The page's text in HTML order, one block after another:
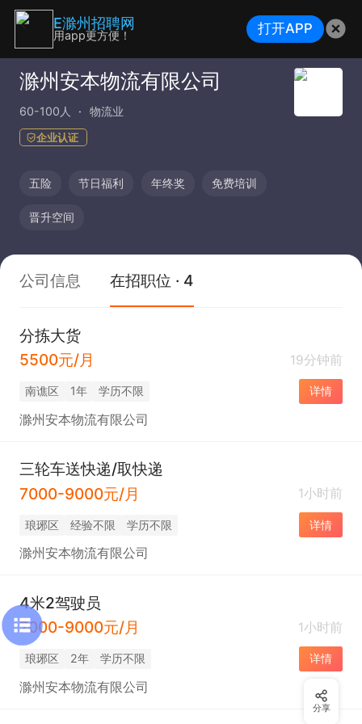
滁州安本物流有限公司
60-100人 物流业
企业认证
五险 节日福利 年终奖 免费培训
晋升空间
公司信息 在招职位 · 4
分拣大货
5500元/月
19分钟前
南谯区 1年 学历不限 详情
滁州安本物流有限公司
三轮车送快递/取快递
7000-9000元/月
1小时前
琅琊区 经验不限 学历不限 详情
滁州安本物流有限公司
4米2驾驶员
7000-9000元/月
1小时前
琅琊区 2年 学历不限 详情
滁州安本物流有限公司
分享
E滁州招聘网
用app更方便！ 打开APP